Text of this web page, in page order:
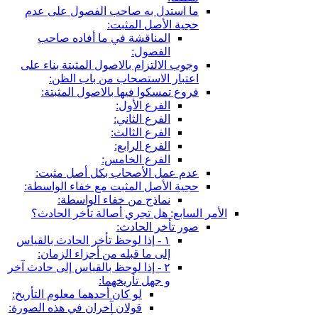
ما استدل به صاحب الفصول على عدم
حجية الأصل المثبت:
المناقشة في ما أفاده صاحب
الفصول:
وجوب الالتزام بالاصول المثبتة بناء على
اعتبار الاستصحاب من باب الظن:
فروع تمسكوا فيها بالاصول المثبتة:
الفرع الأول:
الفرع الثاني:
الفرع الثالث:
الفرع الرابع:
الفرع الخامس:
عدم عمل الأصحاب بكل أصل مثبت:
حجية الأصل المثبت مع خفاء الواسطة:
نماذج من خفاء الواسطة:
الأمر السابع: هل تجري أصالة تأخر الحادث؟
صور تأخر الحادث:
١ - إذا لوحظ تأخر الحادث بالقياس
إلى ما قبله من أجزاء الزمان:
٢ - إذا لوحظ بالقياس إلى حادث آخر
و جهل تأريخهما:
لو كان أحدهما معلوم التأريخ:
قولان آخران في هذه الصورة: